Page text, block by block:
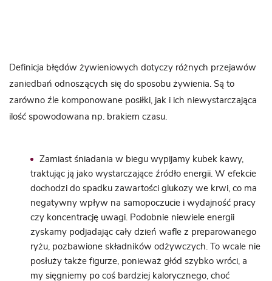
Definicja błędów żywieniowych dotyczy różnych przejawów
zaniedbań odnoszących się do sposobu żywienia. Są to
zarówno źle komponowane posiłki, jak i ich niewystarczająca
ilość spowodowana np. brakiem czasu.
Zamiast śniadania w biegu wypijamy kubek kawy,
traktując ją jako wystarczające źródło energii. W efekcie
dochodzi do spadku zawartości glukozy we krwi, co ma
negatywny wpływ na samopoczucie i wydajność pracy
czy koncentrację uwagi. Podobnie niewiele energii
zyskamy podjadając cały dzień wafle z preparowanego
ryżu, pozbawione składników odżywczych. To wcale nie
posłuży także figurze, ponieważ głód szybko wróci, a
my sięgniemy po coś bardziej kalorycznego, choć